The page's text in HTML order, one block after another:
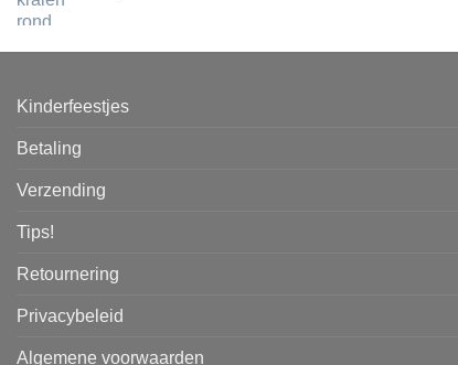
Kinderfeestjes
Betaling
Verzending
Tips!
Retournering
Privacybeleid
Algemene voorwaarden